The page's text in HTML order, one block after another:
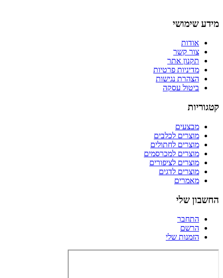
מידע שימושי
אודות
צור קשר
תקנון אתר
מדיניות פרטיות
הצהרת נגישות
ביטול עסקה
קטגוריות
מבצעים
מוצרים לכלבים
מוצרים לחתולים
מוצרים למכרסמים
מוצרים לציפורים
מוצרים לדגים
מאמרים
החשבון שלי
התחבר
הרשם
הזמנות שלי